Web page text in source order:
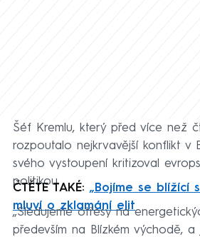
Šéf Kremlu, který před více než
rozpoutalo nejkrvavější konflikt v
svého vystoupení kritizoval
politikou.
ČTĚTE TAKÉ: „Bojíme se blížící
mluví o zklamání elit
„Sledujeme otřesy na
především na Blízkém východě,